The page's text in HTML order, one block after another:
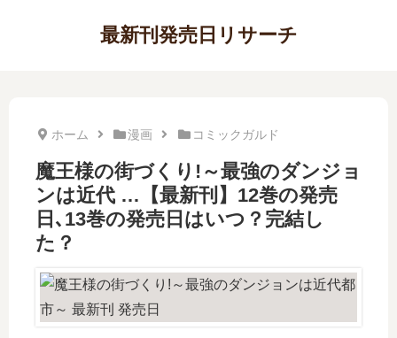
最新刊発売日リサーチ
ホーム 漫画 コミックガルド
魔王様の街づくり!～最強のダンジョ
ンは近代 …【最新刊】12巻の発売
日､13巻の発売日はいつ？完結し
た？